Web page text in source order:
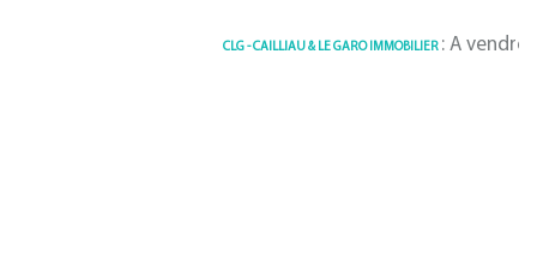
CLG - CAILLIAU & LE GARO IMMOBILIER: A vendre Maison